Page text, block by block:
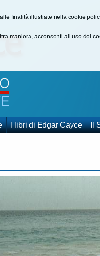
I libri di Edgar Cayce Il
finalità illustrate nella cookie
maniera, acconsenti all’uso dei